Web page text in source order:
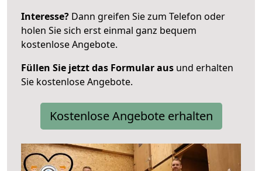
Interesse? Dann greifen Sie zum Telefon oder
holen Sie sich erst einmal ganz bequem
kostenlose Angebote.
Füllen Sie jetzt das Formular aus und erhalten
Sie kostenlose Angebote.
Kostenlose Angebote erhalten